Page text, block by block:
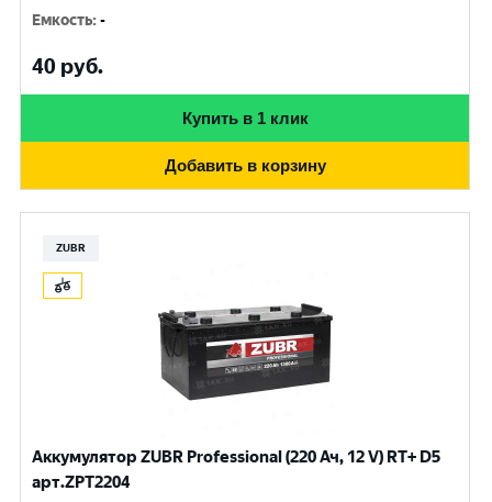
Емкость:-
40 руб.
Купить в 1 клик
Добавить в корзину
ZUBR
Аккумулятор ZUBR Professional (220 Ач, 12 V) RT+ D5
арт.ZPT2204